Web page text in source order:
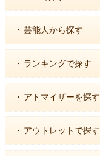
・ 芸能人から探す
・ ランキングで探す
・ アトマイザーを探す
・ アウトレットで探す